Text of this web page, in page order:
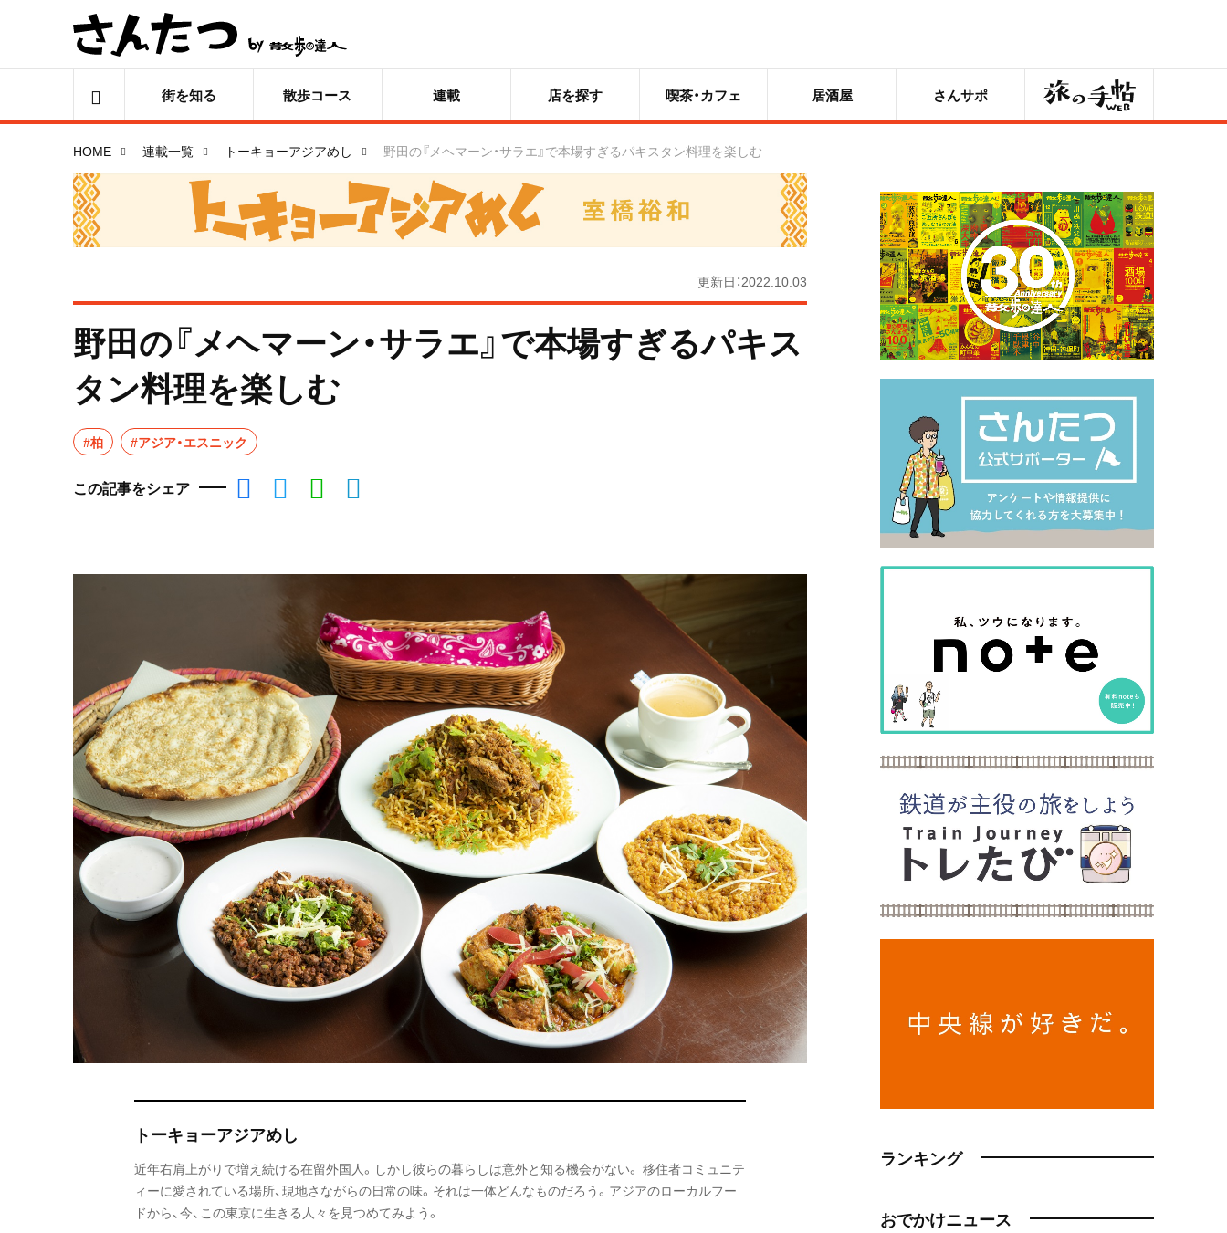
街を知る 散歩コース 連載 店を探す 喫茶・カフェ 居酒屋 さんサポ 旅の手帖
HOME 連載一覧 トーキョーアジアめし 野田の『メヘマーン・サラエ』で本場すぎるパキスタン料理を楽しむ
更新日：2022.10.03
野田の『メヘマーン・サラエ』で本場すぎるパキス
タン料理を楽しむ
#柏 #アジア・エスニック
この記事をシェア
トーキョーアジアめし
近年右肩上がりで増え続ける在留外国人。しかし彼らの暮らしは意外と知る機会がない。 移住者コミュニテ
ィーに愛されている場所、現地さながらの日常の味。それは一体どんなものだろう。アジアのローカルフー
ドから、今、この東京に生きる人々を見つめてみよう。
ランキング
おでかけニュース